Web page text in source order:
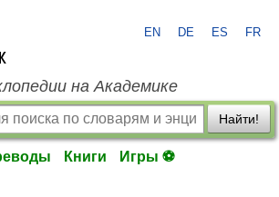
EN DE ES FR
на Академике
Найти!
Книги Игры ⚽